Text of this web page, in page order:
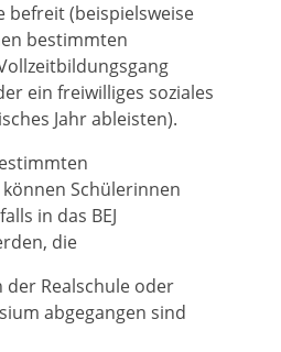
befreit(beispielsweise
bestimmten
ein freiwilliges soziales
Jahr ableisten).
Schülerinnen
in das BEJ
die
der Realschule oder
abgegangen sind